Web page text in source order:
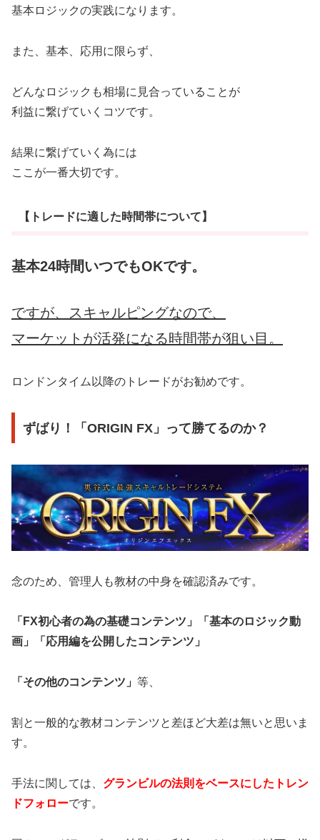
基本ロジックの実践になります。
また、基本、応用に限らず、
どんなロジックも相場に見合っていることが
利益に繋げていくコツです。
結果に繋げていく為には
ここが一番大切です。
【トレードに適した時間帯について】
基本24時間いつでもOKです。
ですが、スキャルピングなので、
マーケットが活発になる時間帯が狙い目。
ロンドンタイム以降のトレードがお勧めです。
ずばり！「ORIGIN FX」って勝てるのか？
念のため、管理人も教材の中身を確認済みです。
「FX初心者の為の基礎コンテンツ」「基本のロジック動
画」「応用編を公開したコンテンツ」
「その他のコンテンツ」 等、
割と一般的な教材コンテンツと差ほど大差は無いと思いま
す。
手法に関しては、 グランビルの法則をベースにしたトレン
ドフォローです。